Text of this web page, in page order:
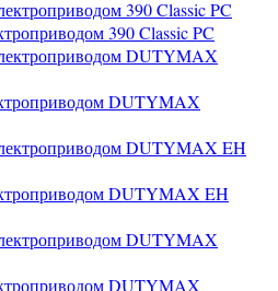
390 Classic PC
DUTYMAX
DUTYMAX EH
DUTYMAX